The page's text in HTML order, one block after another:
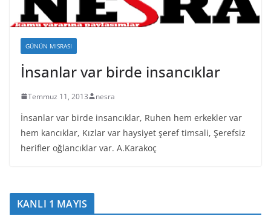
GÜNÜN MISRASI
İnsanlar var birde insancıklar
Temmuz 11, 2013 nesra
İnsanlar var birde insancıklar, Ruhen hem erkekler var
hem kancıklar, Kızlar var haysiyet şeref timsali, Şerefsiz
herifler oğlancıklar var. A.Karakoç
KANLI 1 MAYIS